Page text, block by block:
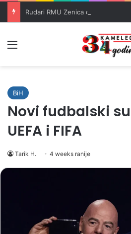
BiH
Novi fudbalski
UEFA i FIFA
Tarik H. 4 weeks ranije